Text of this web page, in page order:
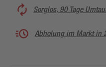
Sorglos, 90 Tage
Abholung im Markt in